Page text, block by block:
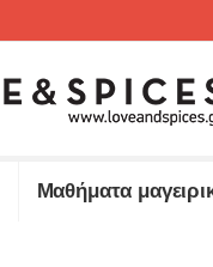
Μαθήματα